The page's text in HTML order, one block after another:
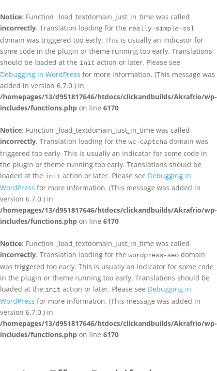
Notice: Function _load_textdomain_just_in_time was called
incorrectly. Translation loading for the really-simple-ssl
domain was triggered too early. This is usually an indicator for
some code in the plugin or theme running too early. Translations
should be loaded at the init action or later. Please see
Debugging in WordPress for more information. (This message was
added in version 6.7.0.) in
/homepages/13/d951817646/htdocs/clickandbuilds/Akrafrio/wp-
includes/functions.php on line 6170
Notice: Function _load_textdomain_just_in_time was called
incorrectly. Translation loading for the wc-captcha domain was
triggered too early. This is usually an indicator for some code in
the plugin or theme running too early. Translations should be
loaded at the init action or later. Please see Debugging in
WordPress for more information. (This message was added in
version 6.7.0.) in
/homepages/13/d951817646/htdocs/clickandbuilds/Akrafrio/wp-
includes/functions.php on line 6170
Notice: Function _load_textdomain_just_in_time was called
incorrectly. Translation loading for the wordpress-seo domain
was triggered too early. This is usually an indicator for some code
in the plugin or theme running too early. Translations should be
loaded at the init action or later. Please see Debugging in
WordPress for more information. (This message was added in
version 6.7.0.) in
/homepages/13/d951817646/htdocs/clickandbuilds/Akrafrio/wp-
includes/functions.php on line 6170